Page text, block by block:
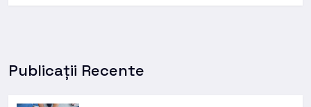
Publicații Recente